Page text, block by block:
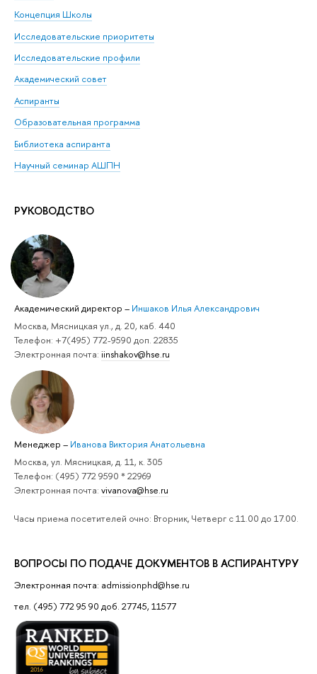
Концепция Школы
Исследовательские приоритеты
Исследовательские профили
Академический совет
Аспиранты
Образовательная программа
Библиотека аспиранта
Научный семинар АШПН
РУКОВОДСТВО
Академический директор – Иншаков Илья Александрович
Москва, Мясницкая ул., д. 20, каб. 440
Телефон: +7(495) 772-9590 доп. 22835
Электронная почта: iinshakov@hse.ru
Менеджер – Иванова Виктория Анатольевна
Москва, ул. Мясницкая, д. 11, к. 305
Телефон: (495) 772 9590 * 22969
Электронная почта: vivanova@hse.ru
Часы приема посетителей очно: Вторник, Четверг с 11.00 до 17.00.
ВОПРОСЫ ПО ПОДАЧЕ ДОКУМЕНТОВ В АСПИРАНТУРУ
Электронная почта: admissionphd@hse.ru
тел. (495) 772 95 90 доб. 27745, 11577